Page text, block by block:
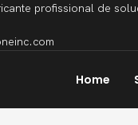
profissional de
Home